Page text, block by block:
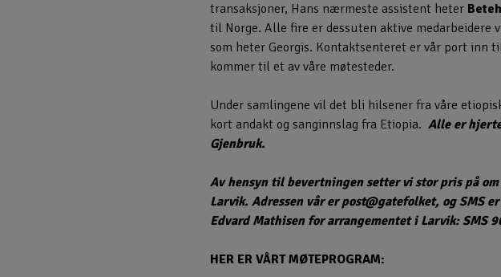
transaksjoner, Hans nærmeste assistent heter
til Norge. Alle fire er dessuten aktive medarbeidere
som heter Georgis. Kontaktsenteret er vår port inn
kommer til et av våre møtesteder.
Under samlingene vil det bli hilsener fra våre
kort andakt og sanginnslag fra Etiopia. Alle er
Gjenbruk.
Av hensyn til bevertningen setter vi stor pris på
Larvik. Adressen vår er post@gatefolket, og SMS
Edvard Mathisen for arrangementet i Larvik: SMS
HER ER VÅRT MØTEPROGRAM: